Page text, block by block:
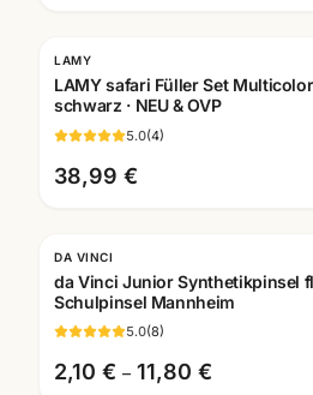
LAMY
LAMY safari Füller Set
schwarz · NEU & OVP
5.0(4)
38,99 €
DA VINCI
da Vinci Junior Synthetikpinsel
Schulpinsel Mannheim
5.0(8)
2,10 € – 11,80 €